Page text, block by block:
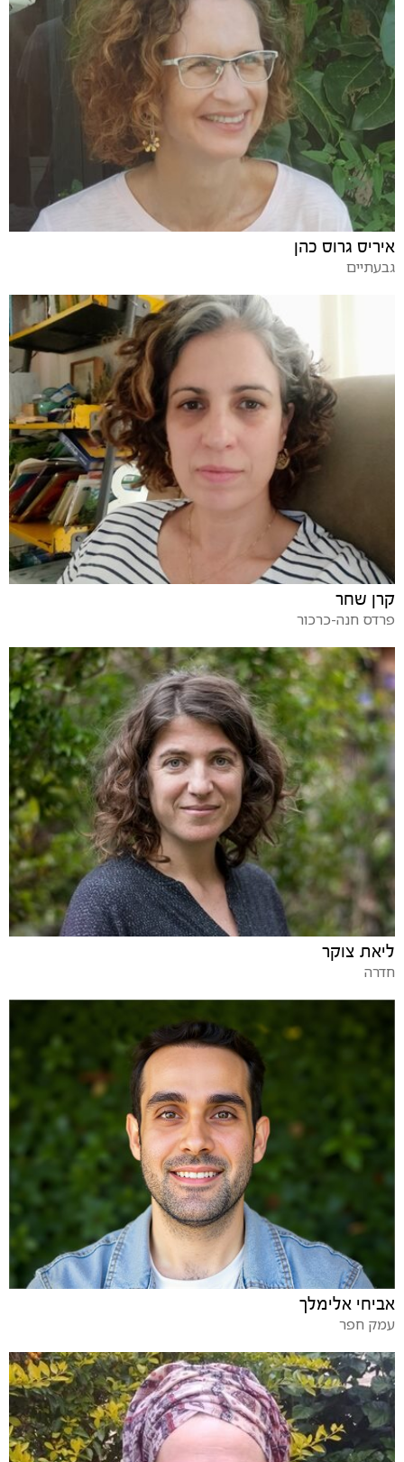
איריס גרוס כהן
גבעתיים
קרן שחר
פרדס חנה-כרכור
ליאת צוקר
חדרה
אביחי אלימלך
עמק חפר